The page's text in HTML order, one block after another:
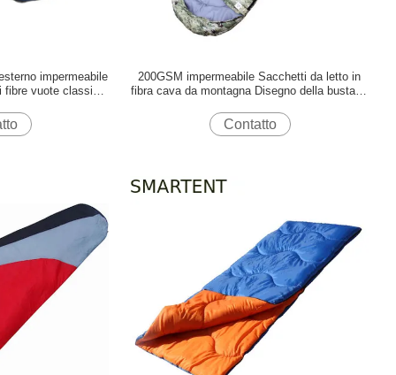
impermeabile
fibre vuote classico
200GSM impermeabile Sacchetti da letto in
fibra cava da montagna Disegno della busta di
Contatto